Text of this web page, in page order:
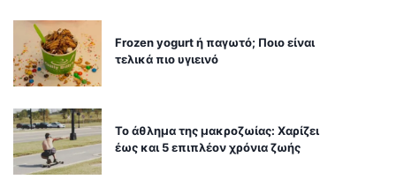
Frozen yogurt ή παγωτό; Ποιο είναι
τελικά πιο υγιεινό
Το άθλημα της μακροζωίας: Χαρίζει
έως και 5 επιπλέον χρόνια ζωής